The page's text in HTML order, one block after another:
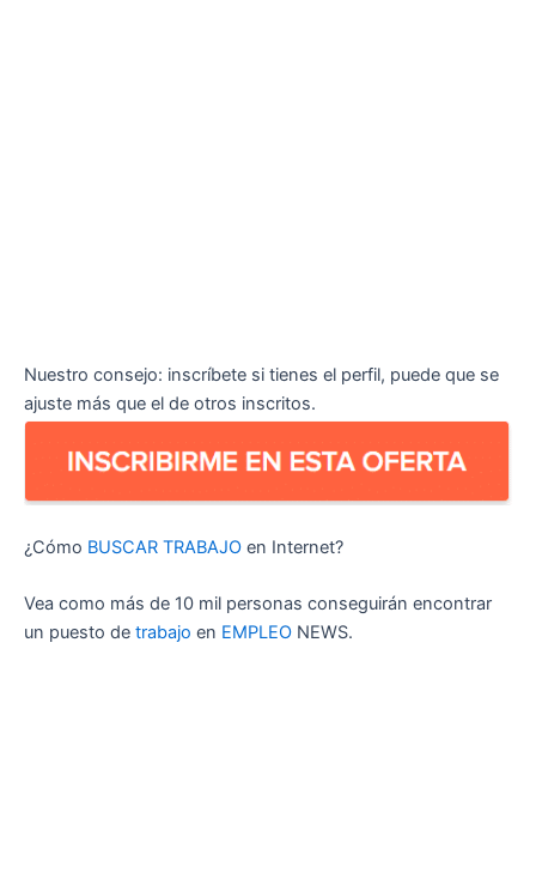
Nuestro consejo: inscríbete si tienes el perfil, puede que se
ajuste más que el de otros inscritos.
¿Cómo BUSCAR TRABAJO en Internet?
Vea como más de 10 mil personas conseguirán encontrar
un puesto de trabajo en EMPLEO NEWS.